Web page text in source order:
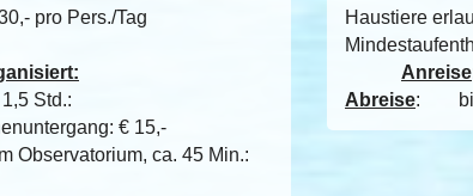
pro Pers./Tag
Std.:
€ 15,-
Observatorium, ca. 45 Min.:
Haustiere
Anreise
Abreise: bis